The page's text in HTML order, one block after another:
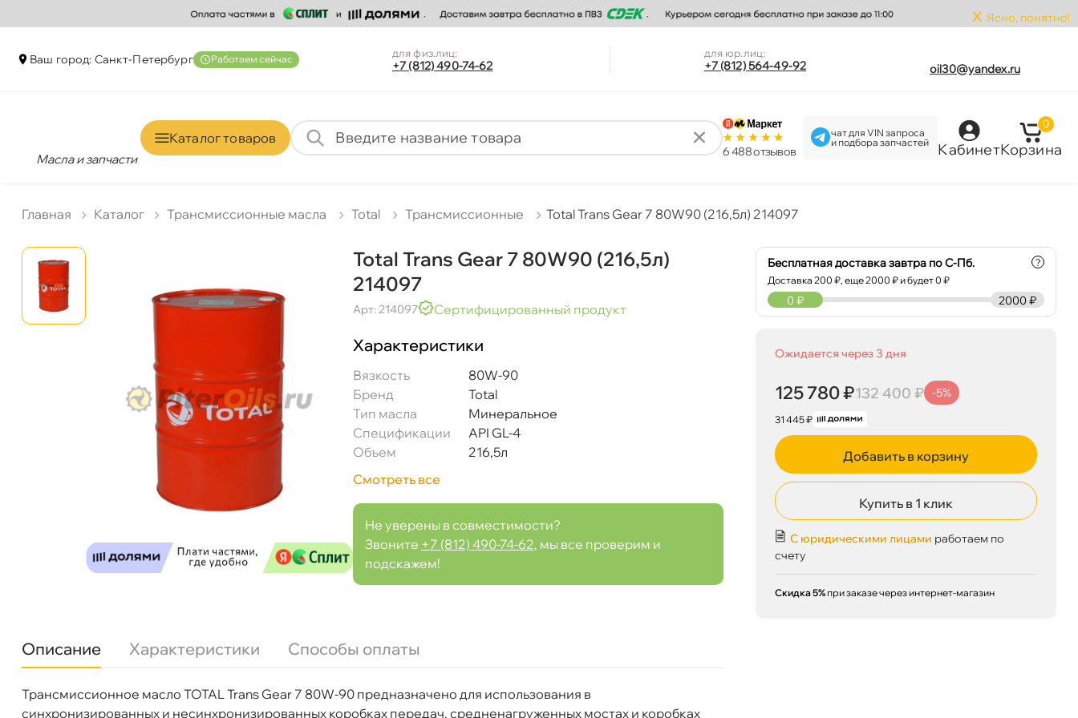
x Ясно, понятно!
аш город: Санкт-Петербур Работаем сейчас для физ.лиц:
+7 (812) 490-74-62
для юр.лиц:
+7 (812) 564-49-92 oil30@yandex.ru
Масла и запчасти
Каталог товаро
6 488 отзыво
чат для VIN запроса
и подбора запчастей
Кабинет
0
Корзина
Главная Катало Трансмиссионные масла Total Трансмиссионные Total Trans Gear 7 80W90 (216,5л) 214097
Total Trans Gear 7 80W90 (216,5л)
214097
Арт: 214097 Сертифицированный продукт
Характеристики
язкость
80W-90
Бренд
Total
Тип масла
Минеральное
Спецификации
API GL-4
Объем
216,5л
Смотреть все
Не уверены в совместимости?
Звоните +7 (812) 490-74-62, мы все проверим и
подскажем!
Описание Характеристики Способы оплаты
Трансмиссионное масло TOTAL Trans Gear 7 80W-90 предназначено для использования
синхронизированных и несинхронизированных коробках передач, средненагруженных мостах и коробках
язкость
80W-90
Бренд
Total
Бесплатная доставка завтра по С-Пб.
Доставка200 ₽, еще2000 ₽ и будет 0 ₽
?
2000 ₽
0 ₽
Ожидается через 3 дня
125 780 ₽132 400 ₽ -5%
31 445 ₽
Добавить в корзину
Купить в 1 клик
С юридическими лицами работаем по
счету
Скидка 5% при заказе через интернет-магазин